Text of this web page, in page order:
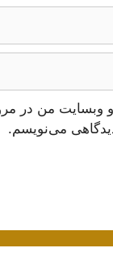
و وبسایت من در
می‌نویسم.